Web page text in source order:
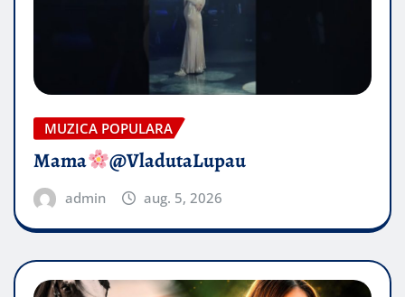
MUZICA POPULARA
Mama @VladutaLupau
admin aug. 5, 2026